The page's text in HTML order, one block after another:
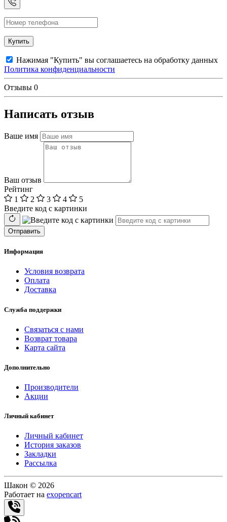
Купить
Нажимая "Купить" вы соглашаетесь на обработку данных
Политика конфиденциальности
Отзывы 0
Написать отзыв
Ваше имя
Ваш отзыв
Рейтинг
1
2 3 4
5
Введите код с картинки
Отправить
Информация
Условия возврата
Оплата
Доставка
Служба поддержки
Связаться с нами
Возврат товара
Карта сайта
Дополнительно
Производители
Акции
Личный кабинет
Личный кабинет
История заказов
Закладки
Рассылка
Шакон © 2026
Работает на exopencart